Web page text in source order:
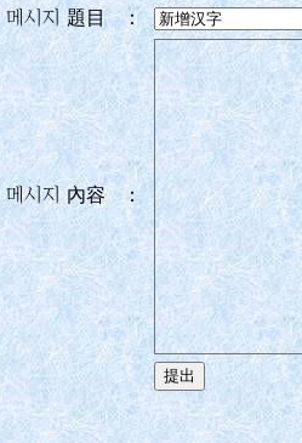
메시지 題目
：
메시지 內容 ：